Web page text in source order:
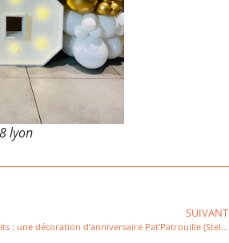
lyon
SUIVANT
Les héros des tout-petits : une décoration d’anniversaire Pat’Patrouille (Stella et Everest) :